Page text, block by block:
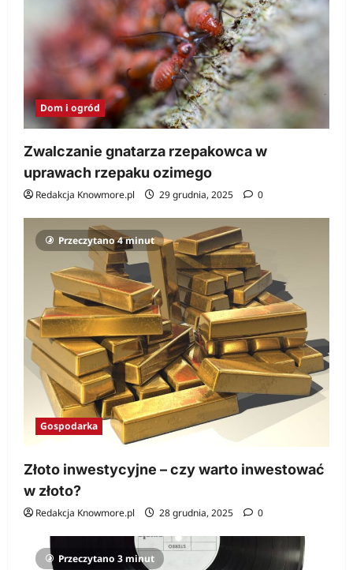
Dom i ogród
Zwalczanie gnatarza rzepakowca w
uprawach rzepaku ozimego
Redakcja Knowmore.pl 29 grudnia, 2025 0
Przeczytano 4 minut
Gospodarka
Złoto inwestycyjne – czy warto inwestować
w złoto?
Redakcja Knowmore.pl 28 grudnia, 2025 0
Przeczytano 3 minut